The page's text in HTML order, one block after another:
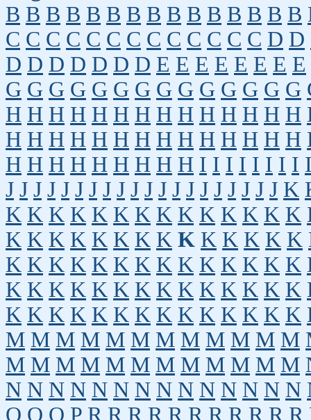
B B B B B B B B B B B B B B B
C C C C C C C C C C C C C D D
D D D D D D D E E E E E E E E
G G G G G G G G G G G G G G
H H H H H H H H H H H H H H
H H H H H H H H H H H H H H
H H H H H H H H H I I I I I I I I
J J J J J J J J J J J J J J J J J J J J K
K K K K K K K K K K K K K K
K K K K K K K K K K K K K K
K K K K K K K K K K K K K K
K K K K K K K K K K K K K K
K K K K K K K K K K K K K K
M M M M M M M M M M M M
M M M M M M M M M M M M
N N N N N N N N N N N N N N
O O O P R R R R R R R R R R R